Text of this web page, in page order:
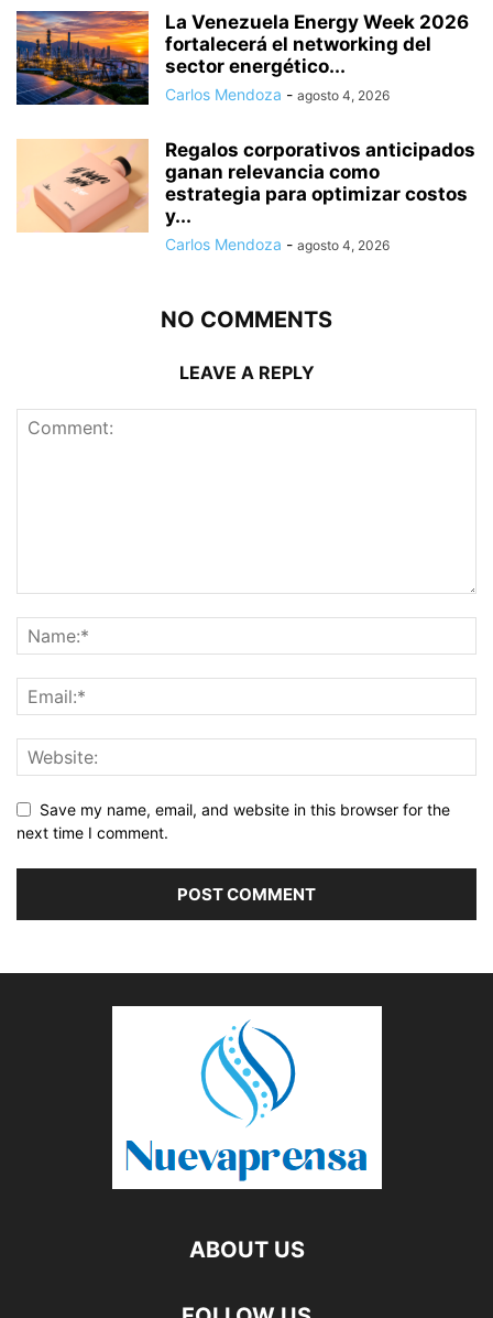
La Venezuela Energy Week 2026
fortalecerá el networking del
sector energético...
Carlos Mendoza - agosto 4, 2026
Regalos corporativos anticipados
ganan relevancia como
estrategia para optimizar costos
y...
Carlos Mendoza - agosto 4, 2026
NO COMMENTS
LEAVE A REPLY
Save my name, email, and website in this browser for the
next time I comment.
ABOUT US